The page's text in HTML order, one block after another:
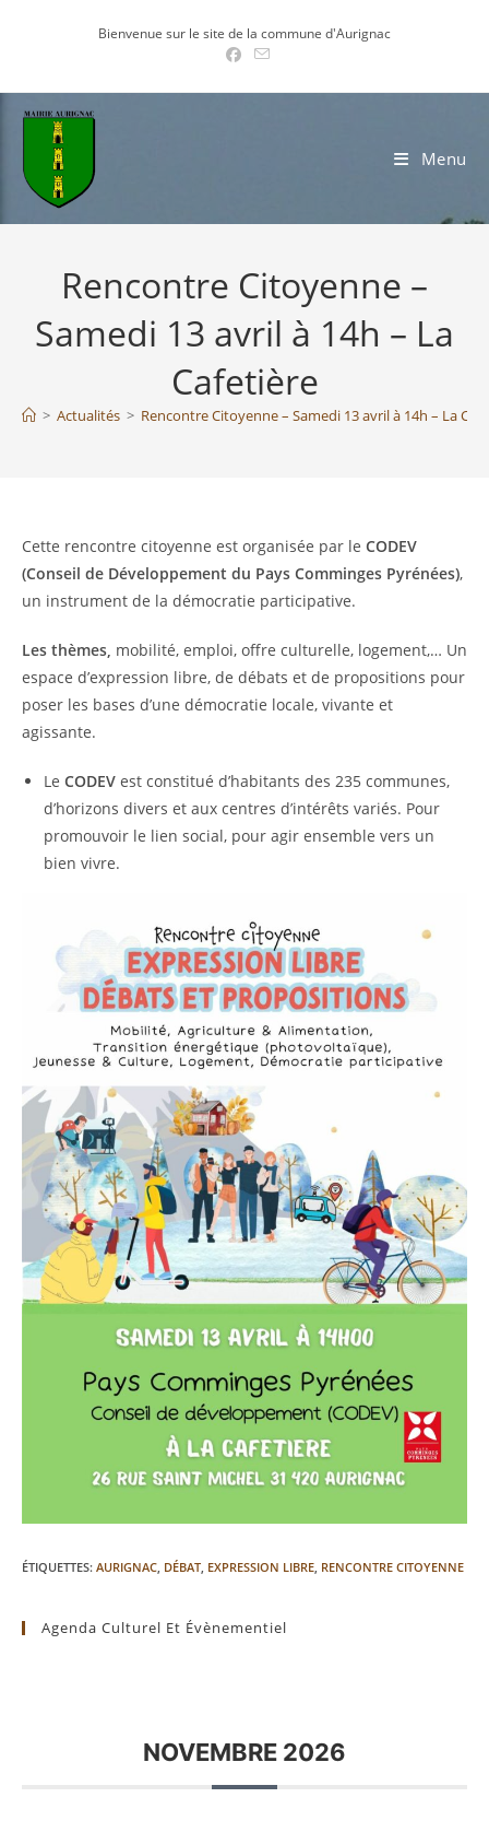
Bienvenue sur le site de la commune d'Aurignac
Menu
Rencontre Citoyenne –
Samedi 13 avril à 14h – La
Cafetière
> Actualités > Rencontre Citoyenne – Samedi 13 avril à 14h – La
Cette rencontre citoyenne est organisée par le CODEV
(Conseil de Développement du Pays Comminges Pyrénées),
un instrument de la démocratie participative.
Les thèmes, mobilité, emploi, offre culturelle, logement,… Un
espace d’expression libre, de débats et de propositions pour
poser les bases d’une démocratie locale, vivante et
agissante.
Le CODEV est constitué d’habitants des 235 communes,
d’horizons divers et aux centres d’intérêts variés. Pour
promouvoir le lien social, pour agir ensemble vers un
bien vivre.
ÉTIQUETTES: AURIGNAC, DÉBAT, EXPRESSION LIBRE, RENCONTRE CITOYENNE
Agenda Culturel Et Évènementiel
NOVEMBRE 2026